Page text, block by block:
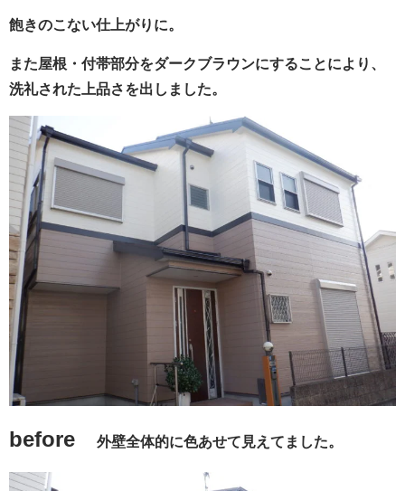
飽きのこない仕上がりに。
また屋根・付帯部分をダークブラウンにすることにより、
洗礼された上品さを出しました。
before 外壁全体的に色あせて見えてました。